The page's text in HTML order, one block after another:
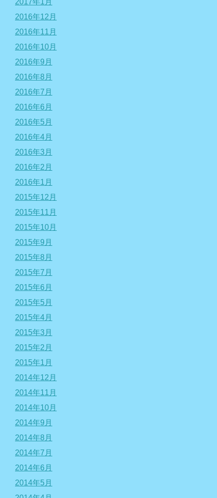
2017年1月
2016年12月
2016年11月
2016年10月
2016年9月
2016年8月
2016年7月
2016年6月
2016年5月
2016年4月
2016年3月
2016年2月
2016年1月
2015年12月
2015年11月
2015年10月
2015年9月
2015年8月
2015年7月
2015年6月
2015年5月
2015年4月
2015年3月
2015年2月
2015年1月
2014年12月
2014年11月
2014年10月
2014年9月
2014年8月
2014年7月
2014年6月
2014年5月